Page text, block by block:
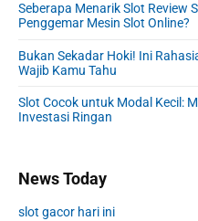
Seberapa Menarik Slot Review
Penggemar Mesin Slot Online?
Bukan Sekadar Hoki! Ini
Wajib Kamu Tahu
Slot Cocok untuk Modal Kecil:
Investasi Ringan
News Today
slot gacor hari ini